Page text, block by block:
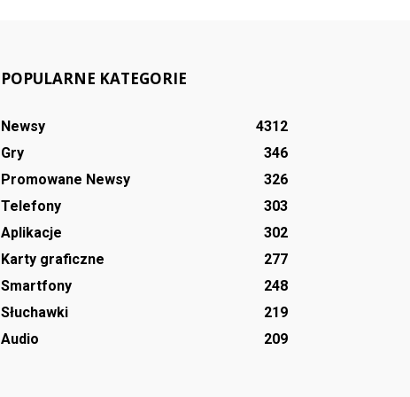
POPULARNE KATEGORIE
Newsy
4312
Gry
346
Promowane Newsy
326
Telefony
303
Aplikacje
302
Karty graficzne
277
Smartfony
248
Słuchawki
219
Audio
209